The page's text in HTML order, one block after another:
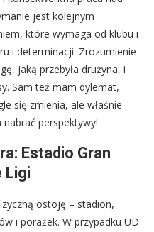
jest kolejnym
które wymaga od klubu i
i determinacji. Zrozumienie
jaką przebyła drużyna, i
Sam też mam dylemat,
się zmienia, ale właśnie
perspektywy!
Estadio Gran
Ligi
ostoję – stadion,
i porażek. W przypadku UD